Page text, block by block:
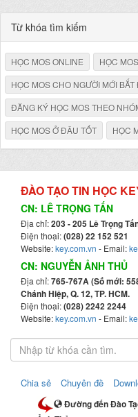
Từ khóa tìm kiếm
HỌC MOS ONLINE
HỌC
HỌC MOS CHO NGƯỜI MỚI BẮT
ĐĂNG KÝ HỌC MOS THEO
HỌC MOS Ở ĐÂU TỐT
HỌC
ĐÀO TẠO TIN HỌC
CN: LÊ TRỌNG TẤN
Địa chỉ:203 - 205 Lê Trọng
Điện thoại:(028) 22 152 521
Website:key.com.vn - Email:
CN: NGUYỄN ẢNH THỦ
Địa chỉ:765-767A (Số mới:
Chánh Hiệp, Q. 12, TP. HCM.
Điện thoại:(028) 2242 2244
Website:key.com.vn - Email:
Chia sẻ Chuyên đề
Đường đến Đào